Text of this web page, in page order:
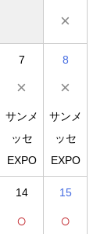
×
7
×
サンメ
ッセ
EXPO
8
×
サンメ
ッセ
EXPO
14
○
15
○